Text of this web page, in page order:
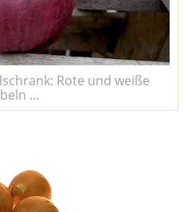
Rote und weiße
...